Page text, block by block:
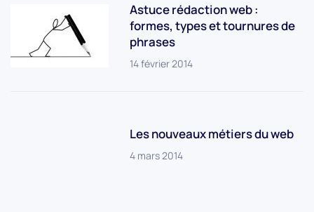
Astuce rédaction web :
formes, types et tournures de
phrases
14 février 2014
Les nouveaux métiers du web
4 mars 2014